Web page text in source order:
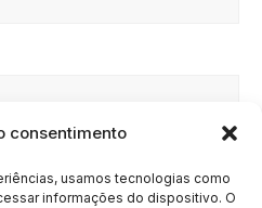
consentimento
usamos tecnologias como
informações do dispositivo. O